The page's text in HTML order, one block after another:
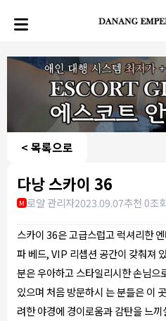
< 목록으로
다낭 스카이 36
M 로얄 관리자2023.09.07추천 0조
스카이 36은 고급스럽고 럭셔리한
파 베드, VIP 리셉션 공간이 갖춰져
분은 우아하고 스타일리시한 손님으
있으며 처음 방문하시 는 분들은 이
려한 야경에 경이로움과 감탄을 느